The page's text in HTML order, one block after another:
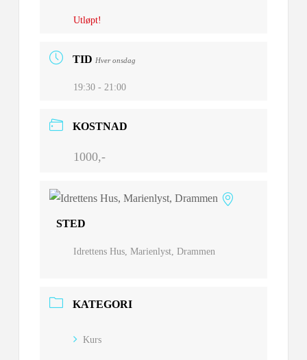
Utløpt!
TID Hver onsdag
19:30 - 21:00
KOSTNAD
1000,-
STED
Idrettens Hus, Marienlyst, Drammen
KATEGORI
Kurs